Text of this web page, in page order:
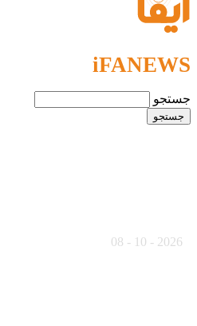
iFANEWS
جستجو
2026 - 10 - 08